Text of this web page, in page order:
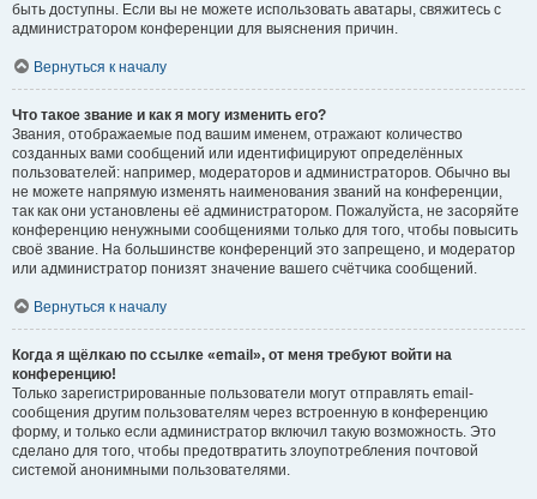
быть доступны. Если вы не можете использовать аватары, свяжитесь с
администратором конференции для выяснения причин.
Вернуться к началу
Что такое звание и как я могу изменить его?
Звания, отображаемые под вашим именем, отражают количество
созданных вами сообщений или идентифицируют определённых
пользователей: например, модераторов и администраторов. Обычно вы
не можете напрямую изменять наименования званий на конференции,
так как они установлены её администратором. Пожалуйста, не засоряйте
конференцию ненужными сообщениями только для того, чтобы повысить
своё звание. На большинстве конференций это запрещено, и модератор
или администратор понизят значение вашего счётчика сообщений.
Вернуться к началу
Когда я щёлкаю по ссылке «email», от меня требуют войти на
конференцию!
Только зарегистрированные пользователи могут отправлять email-
сообщения другим пользователям через встроенную в конференцию
форму, и только если администратор включил такую возможность. Это
сделано для того, чтобы предотвратить злоупотребления почтовой
системой анонимными пользователями.